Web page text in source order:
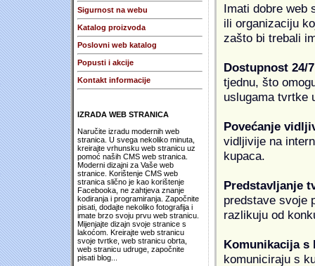
Sigurnost na webu
Katalog proizvoda
Poslovni web katalog
Popusti i akcije
Kontakt informacije
IZRADA WEB STRANICA
Naručite izradu modernih web
stranica. U svega nekoliko minuta,
kreirajte vrhunsku web stranicu uz
pomoć naših CMS web stranica.
Moderni dizajni za Vaše web
stranice. Korištenje CMS web
stranica slično je kao korištenje
Facebooka, ne zahtjeva znanje
kodiranja i programiranja. Započnite
pisati, dodajte nekoliko fotografija i
imate brzo svoju prvu web stranicu.
Mijenjajte dizajn svoje stranice s
lakoćom. Kreirajte web stranicu
svoje tvrtke, web stranicu obrta,
web stranicu udruge, započnite
pisati blog...
Imati dobre web
ili organizaciju
zašto bi trebali
Dostupnost 24/7
tjednu, što
uslugama tvrtke
Povećanje
vidljivije na
kupaca.
Predstavljanje
predstave svoje
razlikuju od
Komunikacija s
komuniciraju s